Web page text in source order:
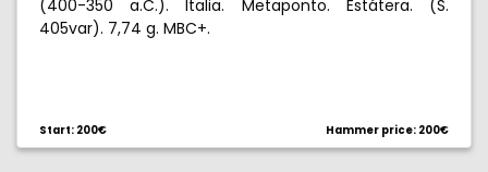
(400-350 a.C.). Italia. Metaponto. Estátera. (S.
405var). 7,74 g. MBC+.
Start: 200€ Hammer price: 200€